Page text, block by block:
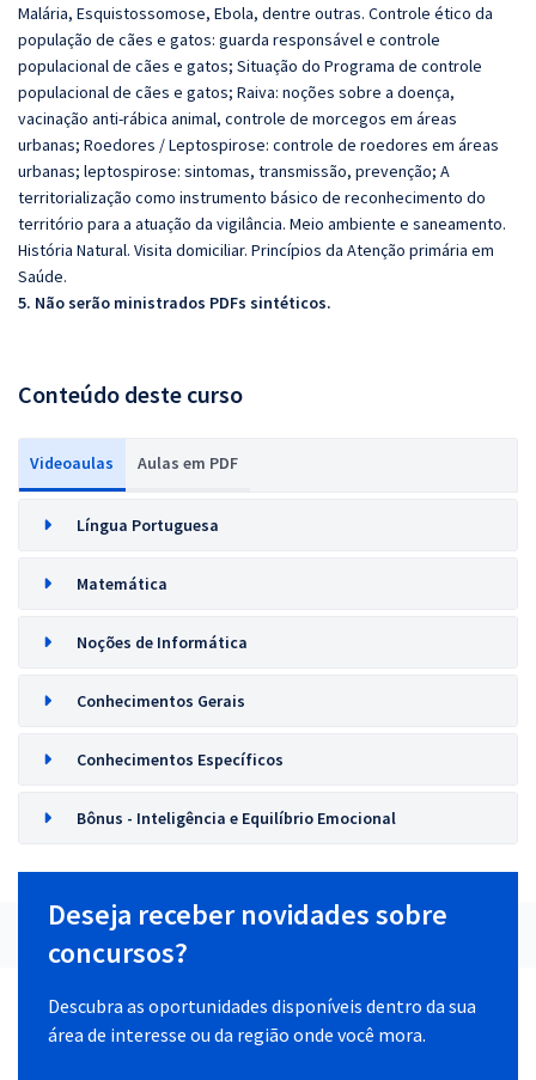
Malária, Esquistossomose, Ebola, dentre outras. Controle ético da
população de cães e gatos: guarda responsável e controle
populacional de cães e gatos; Situação do Programa de controle
populacional de cães e gatos; Raiva: noções sobre a doença,
vacinação anti-rábica animal, controle de morcegos em áreas
urbanas; Roedores / Leptospirose: controle de roedores em áreas
urbanas; leptospirose: sintomas, transmissão, prevenção; A
territorialização como instrumento básico de reconhecimento do
território para a atuação da vigilância. Meio ambiente e saneamento.
História Natural. Visita domiciliar. Princípios da Atenção primária em
Saúde.
5. Não serão ministrados PDFs sintéticos.
Conteúdo deste curso
Videoaulas Aulas em PDF
Língua Portuguesa
Matemática
Noções de Informática
Conhecimentos Gerais
Conhecimentos Específicos
Bônus - Inteligência e Equilíbrio Emocional
Deseja receber novidades sobre
concursos?
Descubra as oportunidades disponíveis dentro da sua
área de interesse ou da região onde você mora.